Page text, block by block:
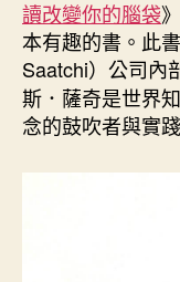
讀改變你的腦袋
本有趣的書。此
Saatchi）公司內
斯．薩奇是世界
念的鼓吹者與實